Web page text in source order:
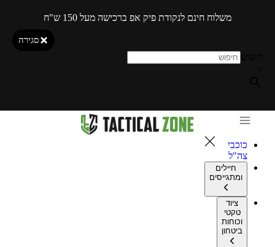
משלוח חינם לנקודת פיק אפ ברכישה מעל 150 ש"ח
סגירה
כוכבי
צה"ל
חיילים
ומתגייסים
ציוד
טקטי
וכוחות
ביטחון